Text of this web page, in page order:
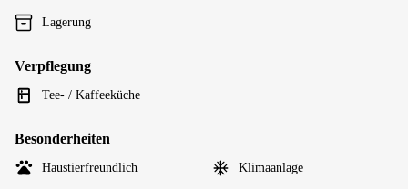
Lagerung
Verpflegung
Tee- / Kaffeeküche
Besonderheiten
Haustierfreundlich Klimaanlage